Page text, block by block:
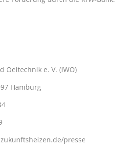
Oeltechnik e. V. (IWO)
Hamburg
presse